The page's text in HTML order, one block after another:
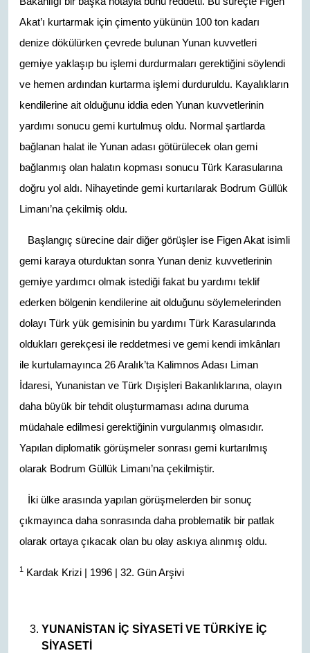
Akat’ı kurtarmak için çimento yükünün 100 ton kadarı
denize dökülürken çevrede bulunan Yunan kuvvetleri
gemiye yaklaşıp bu işlemi durdurmaları gerektiğini söylendi
ve hemen ardından kurtarma işlemi durduruldu. Kayalıkların
kendilerine ait olduğunu iddia eden Yunan kuvvetlerinin
yardımı sonucu gemi kurtulmuş oldu. Normal şartlarda
bağlanan halat ile Yunan adası götürülecek olan gemi
bağlanmış olan halatın kopması sonucu Türk Karasularına
doğru yol aldı. Nihayetinde gemi kurtarılarak Bodrum Güllük
Limanı’na çekilmiş oldu.
Başlangıç sürecine dair diğer görüşler ise Figen Akat isimli
gemi karaya oturduktan sonra Yunan deniz kuvvetlerinin
gemiye yardımcı olmak istediği fakat bu yardımı teklif
ederken bölgenin kendilerine ait olduğunu söylemelerinden
dolayı Türk yük gemisinin bu yardımı Türk Karasularında
oldukları gerekçesi ile reddetmesi ve gemi kendi imkânları
ile kurtulamayınca 26 Aralık’ta Kalimnos Adası Liman
İdaresi, Yunanistan ve Türk Dışişleri Bakanlıklarına, olayın
daha büyük bir tehdit oluşturmaması adına duruma
müdahale edilmesi gerektiğinin vurgulanmış olmasıdır.
Yapılan diplomatik görüşmeler sonrası gemi kurtarılmış
olarak Bodrum Güllük Limanı’na çekilmiştir.
İki ülke arasında yapılan görüşmelerden bir sonuç
çıkmayınca daha sonrasında daha problematik bir patlak
olarak ortaya çıkacak olan bu olay askıya alınmış oldu.
1 Kardak Krizi | 1996 | 32. Gün Arşivi
YUNANİSTAN İÇ SİYASETİ VE TÜRKİYE İÇ
SİYASETİ